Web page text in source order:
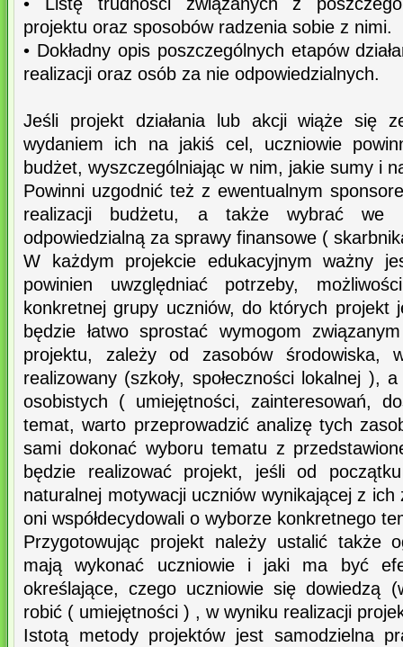
projektu oraz sposobów radzenia sobie z nimi.
• Dokładny opis poszczególnych etapów
realizacji oraz osób za nie odpowiedzialnych.
Jeśli projekt działania lub akcji wiąże się
wydaniem ich na jakiś cel, uczniowie
budżet, wyszczególniając w nim, jakie sumy i
Powinni uzgodnić też z ewentualnym
realizacji budżetu, a także wybrać we
odpowiedzialną za sprawy finansowe (
W każdym projekcie edukacyjnym ważny
powinien uwzględniać potrzeby,
konkretnej grupy uczniów, do których projekt
będzie łatwo sprostać wymogom
projektu, zależy od zasobów środowiska,
realizowany (szkoły, społeczności lokalnej ),
osobistych ( umiejętności, zainteresowań,
temat, warto przeprowadzić analizę tych
sami dokonać wyboru tematu z
będzie realizować projekt, jeśli od
naturalnej motywacji uczniów wynikającej z
oni współdecydowali o wyborze konkretnego
Przygotowując projekt należy ustalić także
mają wykonać uczniowie i jaki ma być
określające, czego uczniowie się dowiedzą
robić ( umiejętności ) , w wyniku realizacji
Istotą metody projektów jest samodzielna